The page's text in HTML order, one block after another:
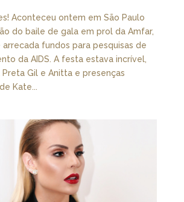
Aconteceu ontem em São Paulo
do baile de gala em prol da Amfar,
fundos para pesquisas de
da AIDS. A festa estava incrível,
Gil e Anitta e presenças
Kate...